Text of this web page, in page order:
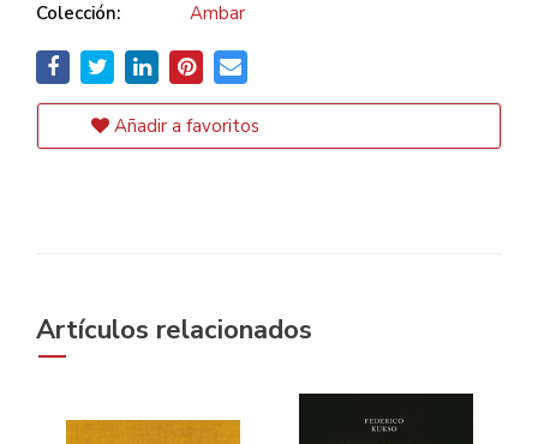
Colección:
Ambar
Añadir a favoritos
Artículos relacionados